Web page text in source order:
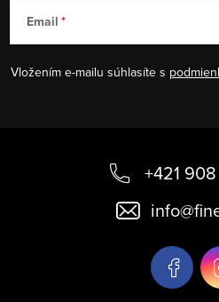
Email
Vložením e-mailu súhlasíte s
+421
info@